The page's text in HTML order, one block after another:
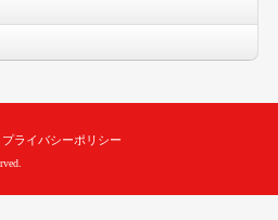
プライバシーポリシー